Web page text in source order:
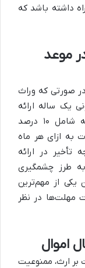
داشته باشد که
موعد
در صورتی که وراث
یک ساله ارائه
نکنند، مشمول جریمه می‌شوند. این جریمه شامل ۱۰ درصد
۰.۵ درصد مالیات به ازای هر ماه
در ارائه
به طرز چشمگیری
یکی از مهم‌ترین
مهلت‌ها در نظر
بر ارث، ممنوعیت